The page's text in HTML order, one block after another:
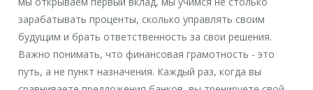
зарабатывать проценты, сколько управлять своим
будущим и брать ответственность за свои решения.
Важно понимать, что финансовая грамотность - это
путь, а не пункт назначения. Каждый раз, когда вы